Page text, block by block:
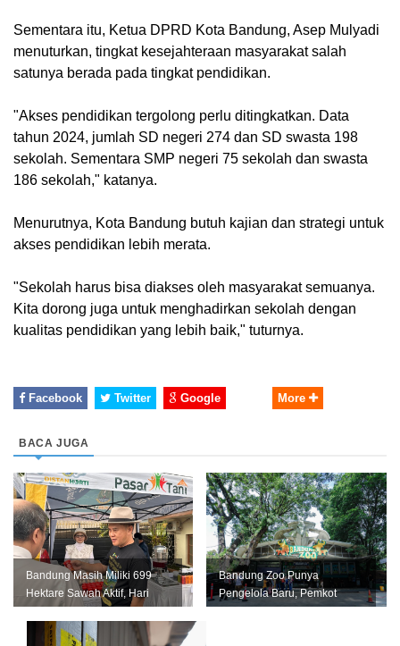
Sementara itu, Ketua DPRD Kota Bandung, Asep Mulyadi
menuturkan, tingkat kesejahteraan masyarakat salah
satunya berada pada tingkat pendidikan.
"Akses pendidikan tergolong perlu ditingkatkan. Data
tahun 2024, jumlah SD negeri 274 dan SD swasta 198
sekolah. Sementara SMP negeri 75 sekolah dan swasta
186 sekolah," katanya.
Menurutnya, Kota Bandung butuh kajian dan strategi untuk
akses pendidikan lebih merata.
"Sekolah harus bisa diakses oleh masyarakat semuanya.
Kita dorong juga untuk menghadirkan sekolah dengan
kualitas pendidikan yang lebih baik," tuturnya.
Facebook Twitter Google More
BACA JUGA
Bandung Masih Miliki 699
Hektare Sawah Aktif, Hari
Momentum...
Bandung Zoo Punya
Pengelola Baru, Pemkot